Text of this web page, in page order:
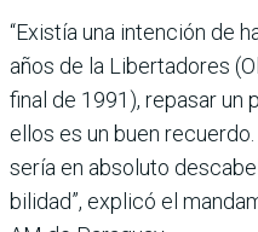
“Existía una intención de
años de la Libertadores
final de 1991), repasar un
ellos es un buen
sería en absoluto
bilidad”, explicó el